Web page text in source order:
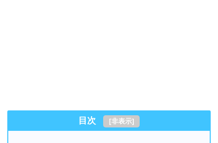
目次 [非表示]